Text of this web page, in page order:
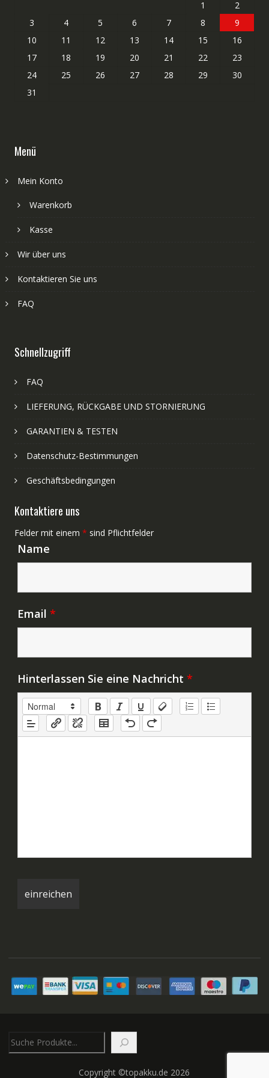
1
2
3
4 5 6 7 8
9
10
11 12 13 14 15
16
17
18 19 20 21 22
23
24
25 26 27 28 29
30
31
Menü
Mein Konto
Warenkorb
Kasse
Wir über uns
Kontaktieren Sie uns
FAQ
Schnellzugriff
FAQ
LIEFERUNG, RÜCKGABE UND STORNIERUNG
GARANTIEN & TESTEN
Datenschutz-Bestimmungen
Geschäftsbedingungen
Kontaktiere uns
Felder mit einem * sind Pflichtfelder
Name
Email *
Hinterlassen Sie eine Nachricht *
Copyright ©topakku.de 2026